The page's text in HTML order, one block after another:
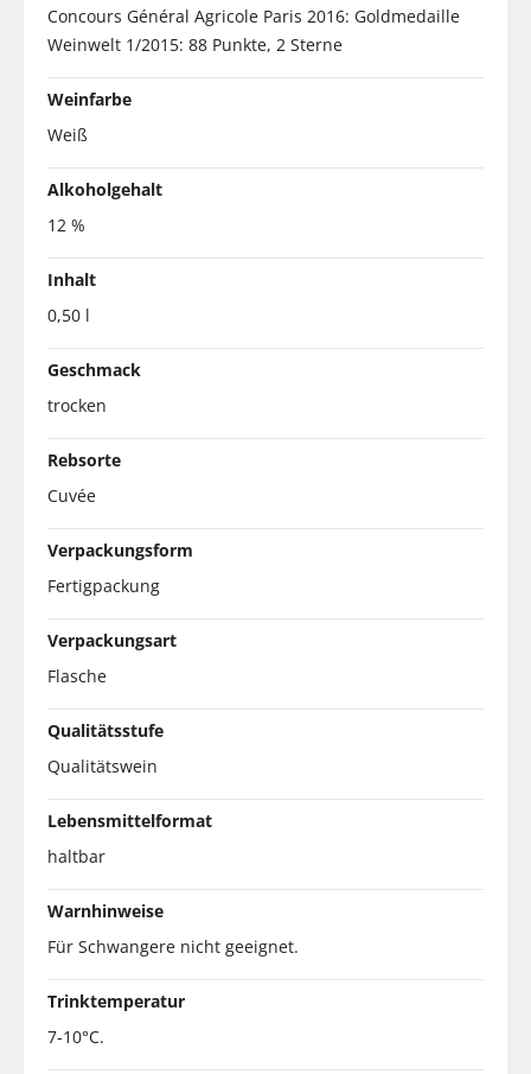
Concours Général Agricole Paris 2016: Goldmedaille
Weinwelt 1/2015: 88 Punkte, 2 Sterne
Weinfarbe
Weiß
Alkoholgehalt
12 %
Inhalt
0,50 l
Geschmack
trocken
Rebsorte
Cuvée
Verpackungsform
Fertigpackung
Verpackungsart
Flasche
Qualitätsstufe
Qualitätswein
Lebensmittelformat
haltbar
Warnhinweise
Für Schwangere nicht geeignet.
Trinktemperatur
7-10°C.